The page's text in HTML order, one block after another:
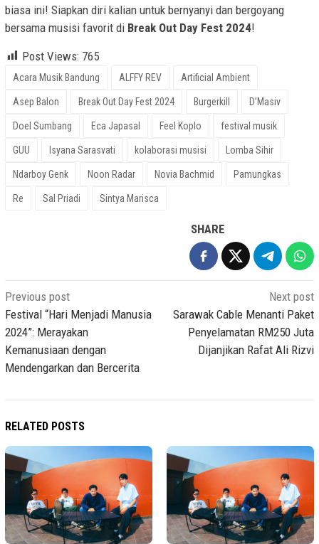
biasa ini! Siapkan diri kalian untuk bernyanyi dan bergoyang
bersama musisi favorit di Break Out Day Fest 2024!
Post Views: 765
Acara Musik Bandung ALFFY REV Artificial Ambient
Asep Balon Break Out Day Fest 2024 Burgerkill D’Masiv
Doel Sumbang Eca Japasal Feel Koplo festival musik
GUU Isyana Sarasvati kolaborasi musisi Lomba Sihir
Ndarboy Genk Noon Radar Novia Bachmid Pamungkas
Re Sal Priadi Sintya Marisca
SHARE
Post
navigation
Previous post
Festival “Hari Menjadi Manusia
2024”: Merayakan
Kemanusiaan dengan
Mendengarkan dan Bercerita
Next post
Sarawak Cable Menanti Paket
Penyelamatan RM250 Juta
Dijanjikan Rafat Ali Rizvi
RELATED POSTS